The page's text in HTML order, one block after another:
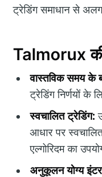
ट्रेडिंग समाधान से
Talmorux
वास्तविक समय के
ट्रेडिंग निर्णयों के
स्वचालित ट्रेडिंग:
आधार पर
एल्गोरिदम का
अनुकूलन योग्य